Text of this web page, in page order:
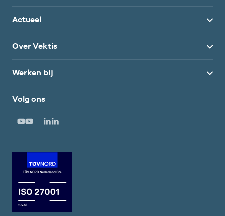
Actueel
Over Vektis
Werken bij
Volg ons